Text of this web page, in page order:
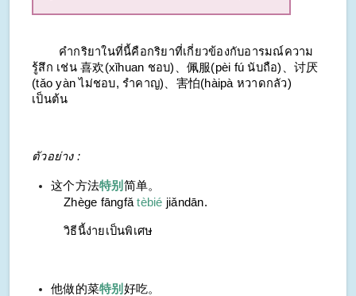
คำกริยาในที่นี้คือกริยาที่เกี่ยวข้องกับอารมณ์ความ
รู้สึก เช่น 喜欢(xǐhuan ชอบ)、佩服(pèi fú นับถือ)、讨厌
(tǎo yànไม่ชอบ, รำคาญ)、害怕(hàipà หวาดกลัว)
เป็นต้น
ตัวอย่าง :
这个方法特别 简单。
Zhège fāngfǎtèbié jiǎndān.
วิธีนี้ง่ายเป็นพิเศษ
他做的菜特别 好吃。